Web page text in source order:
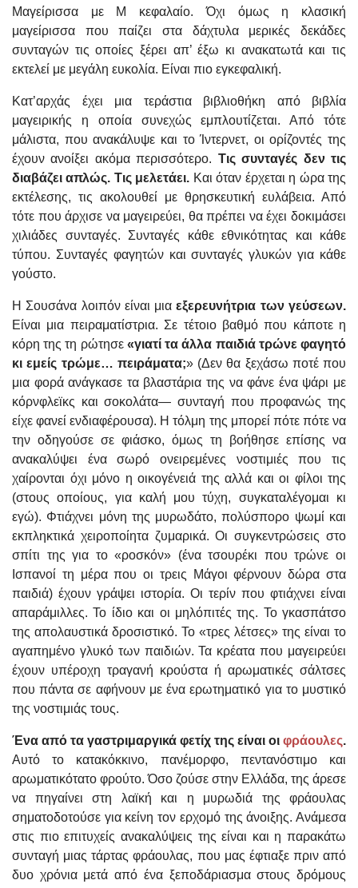
Μαγείρισσα με Μ κεφαλαίο. Όχι όμως η κλασική
μαγείρισσα που παίζει στα δάχτυλα μερικές δεκάδες
συνταγών τις οποίες ξέρει απ’ έξω κι ανακατωτά και τις
εκτελεί με μεγάλη ευκολία. Είναι πιο εγκεφαλική.
Κατ’αρχάς έχει μια τεράστια βιβλιοθήκη από βιβλία
μαγειρικής η οποία συνεχώς εμπλουτίζεται. Από τότε
μάλιστα, που ανακάλυψε και το Ίντερνετ, οι ορίζοντές της
έχουν ανοίξει ακόμα περισσότερο. Τις συνταγές δεν τις
διαβάζει απλώς. Τις μελετάει. Και όταν έρχεται η ώρα της
εκτέλεσης, τις ακολουθεί με θρησκευτική ευλάβεια. Από
τότε που άρχισε να μαγειρεύει, θα πρέπει να έχει δοκιμάσει
χιλιάδες συνταγές. Συνταγές κάθε εθνικότητας και κάθε
τύπου. Συνταγές φαγητών και συνταγές γλυκών για κάθε
γούστο.
Η Σουσάνα λοιπόν είναι μιαεξερευνήτρια των γεύσεων.
Είναι μια πειραματίστρια. Σε τέτοιο βαθμό που κάποτε η
κόρη της τη ρώτησε «γιατί τα άλλα παιδιά τρώνε φαγητό
κι εμείς τρώμε… πειράματα;» (Δεν θα ξεχάσω ποτέ που
μια φορά ανάγκασε τα βλαστάρια της να φάνε ένα ψάρι με
κόρνφλεϊκς και σοκολάτα— συνταγή που προφανώς της
είχε φανεί ενδιαφέρουσα). Η τόλμη της μπορεί πότε πότε να
την οδηγούσε σε φιάσκο, όμως τη βοήθησε επίσης να
ανακαλύψει ένα σωρό ονειρεμένες νοστιμιές που τις
χαίρονται όχι μόνο η οικογένειά της αλλά και οι φίλοι της
(στους οποίους, για καλή μου τύχη, συγκαταλέγομαι κι
εγώ). Φτιάχνει μόνη της μυρωδάτο, πολύσπορο ψωμί και
εκπληκτικά χειροποίητα ζυμαρικά. Οι συγκεντρώσεις στο
σπίτι της για το «ροσκόν» (ένα τσουρέκι που τρώνε οι
Ισπανοί τη μέρα που οι τρεις Μάγοι φέρνουν δώρα στα
παιδιά) έχουν γράψει ιστορία. Οι τερίν που φτιάχνει είναι
απαράμιλλες. Το ίδιο και οι μηλόπιτές της. Το γκασπάτσο
της απολαυστικά δροσιστικό. Το «τρες λέτσες» της είναι το
αγαπημένο γλυκό των παιδιών. Τα κρέατα που μαγειρεύει
έχουν υπέροχη τραγανή κρούστα ή αρωματικές σάλτσες
που πάντα σε αφήνουν με ένα ερωτηματικό για το μυστικό
της νοστιμιάς τους.
Ένα από τα γαστριμαργικά φετίχ της είναι οι φράουλες.
Αυτό το κατακόκκινο, πανέμορφο, πεντανόστιμο και
αρωματικότατο φρούτο. Όσο ζούσε στην Ελλάδα, της άρεσε
να πηγαίνει στη λαϊκή και η μυρωδιά της φράουλας
σηματοδοτούσε για κείνη τον ερχομό της άνοιξης. Ανάμεσα
στις πιο επιτυχείς ανακαλύψεις της είναι και η παρακάτω
συνταγή μιας τάρτας φράουλας, που μας έφτιαξε πριν από
δυο χρόνια μετά από ένα ξεποδάριασμα στους δρόμους